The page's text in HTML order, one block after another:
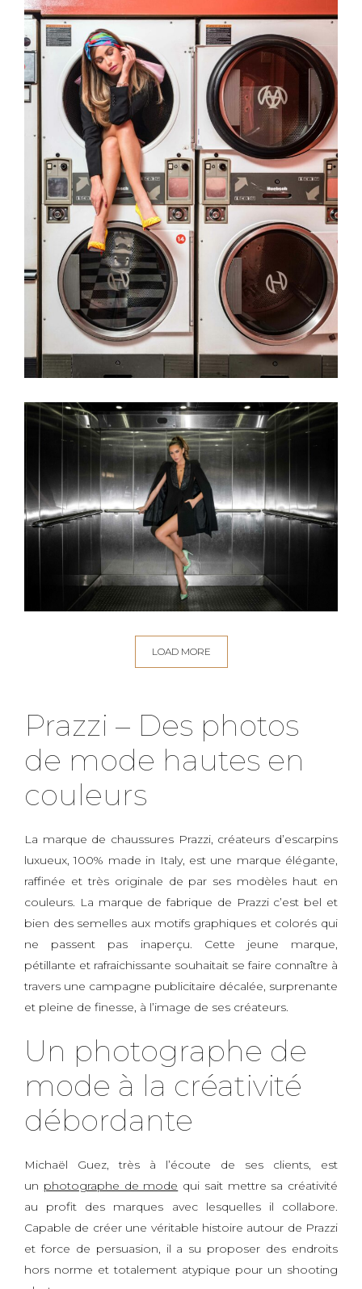
LOAD MORE
Prazzi – Des photos
de mode hautes en
couleurs
La marque de chaussures Prazzi, créateurs d’escarpins
luxueux, 100% made in Italy, est une marque élégante,
raffinée et très originale de par ses modèles haut en
couleurs. La marque de fabrique de Prazzi c’est bel et
bien des semelles aux motifs graphiques et colorés qui
ne passent pas inaperçu. Cette jeune marque,
pétillante et rafraichissante souhaitait se faire connaître à
travers une campagne publicitaire décalée, surprenante
et pleine de finesse, à l’image de ses créateurs.
Un photographe de
mode à la créativité
débordante
Michaël Guez, très à l’écoute de ses clients, est
un photographe de mode qui sait mettre sa créativité
au profit des marques avec lesquelles il collabore.
Capable de créer une véritable histoire autour de Prazzi
et force de persuasion, il a su proposer des endroits
hors norme et totalement atypique pour un shooting